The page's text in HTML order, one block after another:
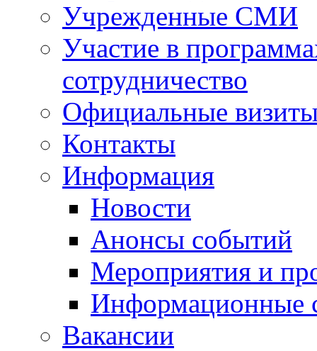
Учрежденные СМИ
Участие в
сотрудничество
Официальные
Контакты
Информация
Новости
Анонсы событий
Мероприятия и
Информационные
Вакансии